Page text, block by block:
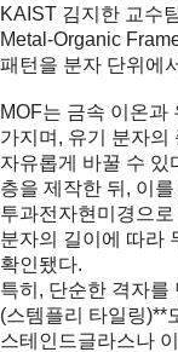
KAIST 김지한 교수
Metal-Organic
패턴을 분자 단위에
MOF는 금속 이온과
가지며, 유기 분자의
자유롭게 바꿀 수 있
층을 제작한 뒤, 이
투과전자현미경으로
분자의 길이에 따라
확인됐다.
특히, 단순한 격자를
(스템플리 타일링)**
스테인드글라스나